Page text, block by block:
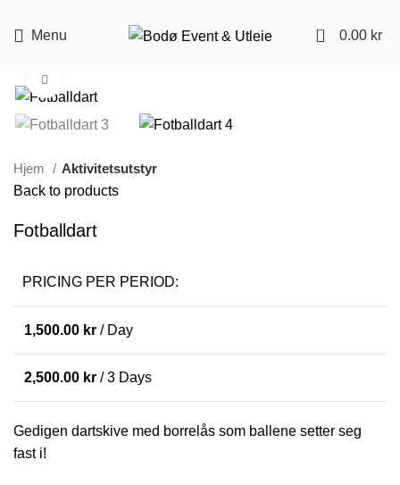
Menu 0 0.00 kr
Hjem
Aktivitetsutstyr
Back to products
Fotballdart
PRICING PER PERIOD:
1,500.00 kr / Day
2,500.00 kr / 3 Days
Gedigen dartskive med borrelås som ballene setter seg
fast i!